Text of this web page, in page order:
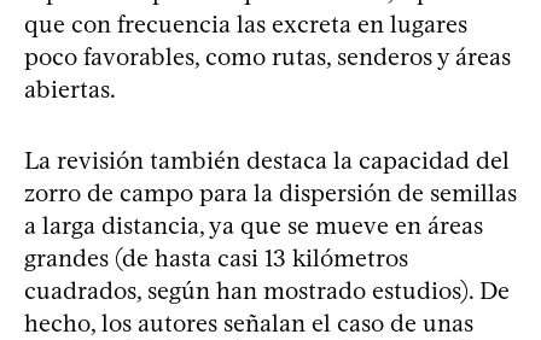
que con frecuencia las excreta en lugares
poco favorables, como rutas, senderos y áreas
abiertas.
La revisión también destaca la capacidad del
zorro de campo para la dispersión de semillas
a larga distancia, ya que se mueve en áreas
grandes (de hasta casi 13 kilómetros
cuadrados, según han mostrado estudios). De
hecho, los autores señalan el caso de unas